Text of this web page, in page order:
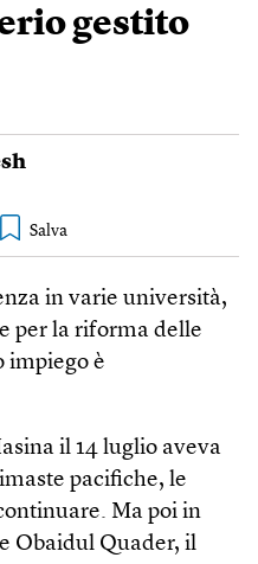
gestito
in varie università,
per la riforma delle
impiego è
il 14 luglio aveva
pacifiche, le
Ma poi in
Obaidul Quader, il